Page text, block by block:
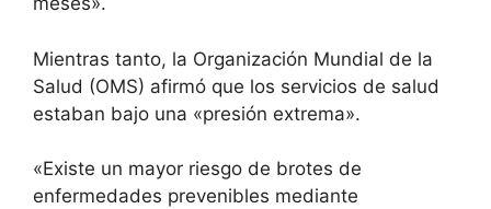
Mientras tanto, la Organización Mundial de la
Salud (OMS) afirmó que los servicios de salud
estaban bajo una «presión extrema».
«Existe un mayor riesgo de brotes de
enfermedades prevenibles mediante